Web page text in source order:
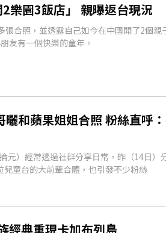
樂園3飯店」 親曝返台現況
合照，並透露自己如今在中國開了2個親
友有一個快樂的童年。
曬和蘋果姐姐合照 粉絲直呼
元）經常透過社群分享日常，昨（14日）
童台的大前輩合體，也引發不少粉絲
經典重現卡加布列島